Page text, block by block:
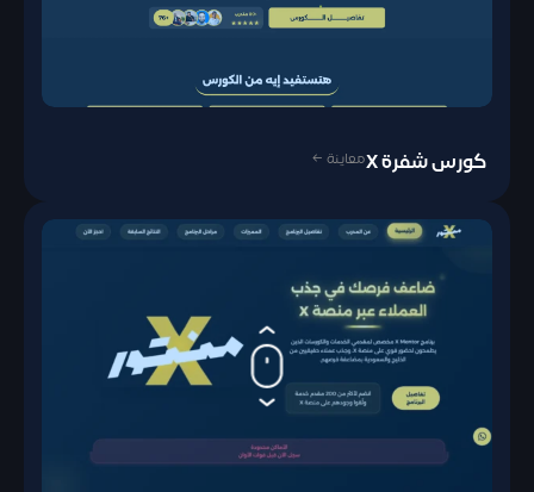
كورس شفرة X معاينة ←